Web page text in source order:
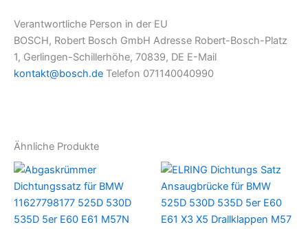
Verantwortliche Person in der EU
BOSCH, Robert Bosch GmbH Adresse Robert-Bosch-Platz
1, Gerlingen-Schillerhöhe, 70839, DE E-Mail
kontakt@bosch.de Telefon 071140040990
Ähnliche Produkte